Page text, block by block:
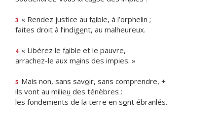
3 « Rendez justice au faible, à l’orphelin ;
faites droit à l’indigent, au malheureux.
4 « Libérez le faible et le pauvre,
arrachez-le aux mains des impies. »
5 Mais non, sans savoir, sans comprendre, +
ils vont au milieu des ténèbres :
les fondements de la terre en sont ébranlés.